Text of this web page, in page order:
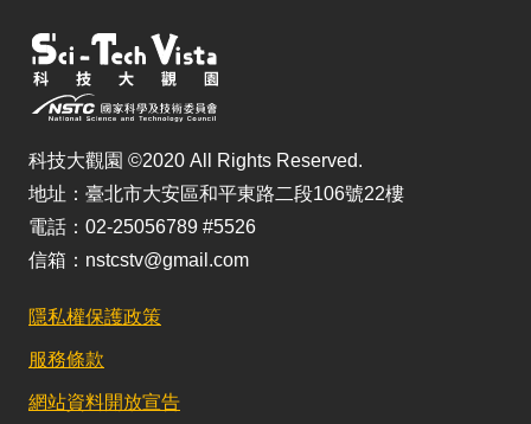
科技大觀園 ©2020 All Rights Reserved.
地址：臺北市大安區和平東路二段106號22樓
電話：02-25056789 #5526
信箱：nstcstv@gmail.com
隱私權保護政策
服務條款
網站資料開放宣告